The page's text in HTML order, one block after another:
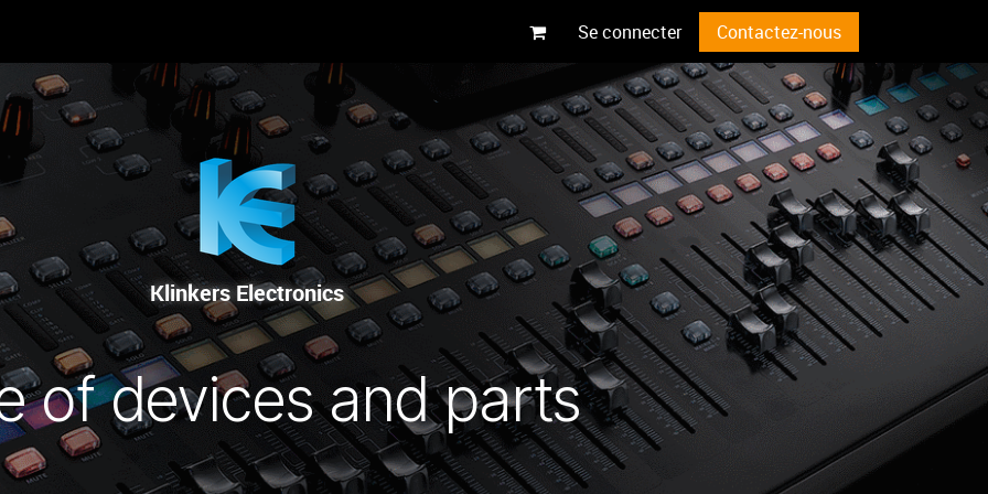
Se connecter Contactez-nous
Klinkers Electronics
of devices and parts